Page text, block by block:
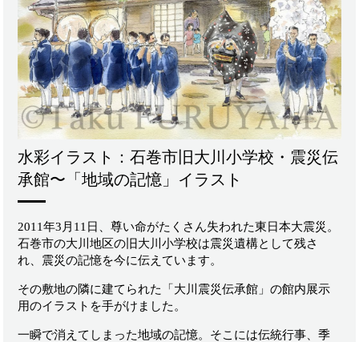
水彩イラスト：石巻市旧大川小学校・震災伝
承館〜「地域の記憶」イラスト
2011年3月11日、尊い命がたくさん失われた東日本大震災。
石巻市の大川地区の旧大川小学校は震災遺構として残さ
れ、震災の記憶を今に伝えています。
その敷地の隣に建てられた「大川震災伝承館」の館内展示
用のイラストを手がけました。
一瞬で消えてしまった地域の記憶。そこには伝統行事、季